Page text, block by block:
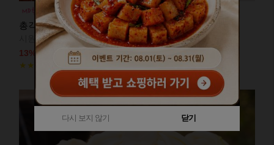
총각김치
시원 아삭 맛있는 총각김치~
13%10,400원12,000원
★★★★★ 5 후기(722)
다시 보지 않기 닫기
다시 보지 않기 닫기